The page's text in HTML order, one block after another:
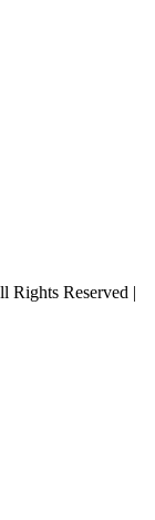
Rights Reserved |